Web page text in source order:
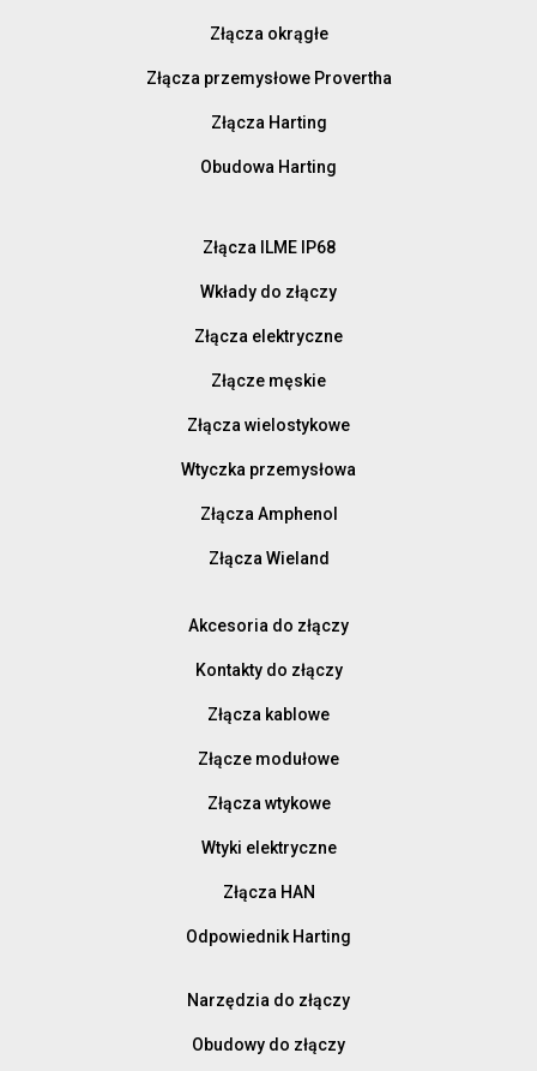
Złącza okrągłe
Złącza przemysłowe Provertha
Złącza Harting
Obudowa Harting
Złącza ILME IP68
Wkłady do złączy
Złącza elektryczne
Złącze męskie
Złącza wielostykowe
Wtyczka przemysłowa
Złącza Amphenol
Złącza Wieland
Akcesoria do złączy
Kontakty do złączy
Złącza kablowe
Złącze modułowe
Złącza wtykowe
Wtyki elektryczne
Złącza HAN
Odpowiednik Harting
Narzędzia do złączy
Obudowy do złączy